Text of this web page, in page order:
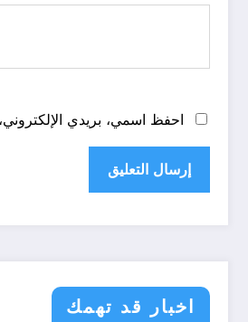
احفظ اسمي، بريدي
اخبار قد تهمك